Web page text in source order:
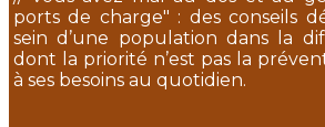
ports de charge" : des conseils
sein d’une population dans la
dont la priorité n’est pas la
à ses besoins au quotidien.